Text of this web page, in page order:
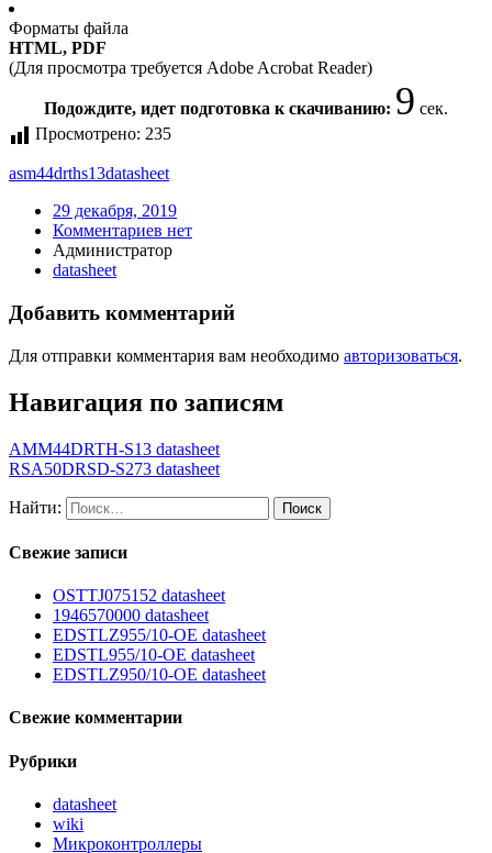
Форматы файла
HTML, PDF
(Для просмотра требуется Adobe Acrobat Reader)
Подождите, идет подготовка к скачиванию: 9 сек.
Просмотрено: 235
asm44drths13datasheet
29 декабря, 2019
Комментариев нет
Администратор
datasheet
Добавить комментарий
Для отправки комментария вам необходимо авторизоваться.
Навигация по записям
AMM44DRTH-S13 datasheet
RSA50DRSD-S273 datasheet
Найти:
Свежие записи
OSTTJ075152 datasheet
1946570000 datasheet
EDSTLZ955/10-OE datasheet
EDSTL955/10-OE datasheet
EDSTLZ950/10-OE datasheet
Свежие комментарии
Рубрики
datasheet
wiki
Микроконтроллеры